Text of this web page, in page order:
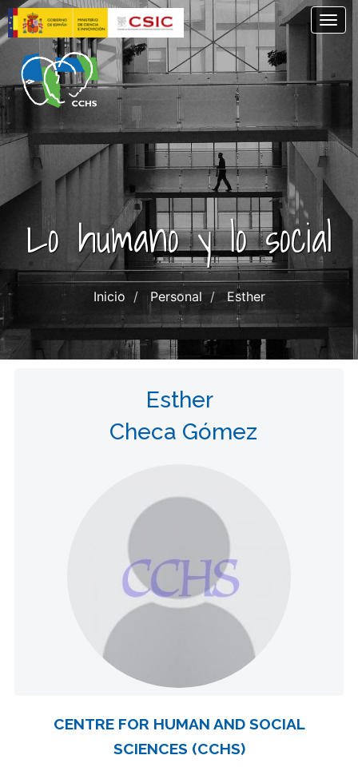
Skip
to
main
content
Lo humano y lo social
Inicio Personal Esther
Esther
Checa Gómez
CENTRE FOR HUMAN AND SOCIAL
SCIENCES (CCHS)